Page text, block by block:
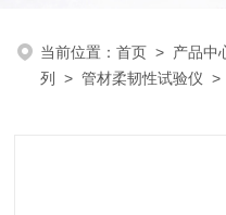
当前位置：首页 > 产品中
列
>管材柔韧性试验仪 >